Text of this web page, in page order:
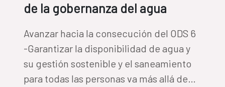
de la gobernanza del agua
Avanzar hacia la consecución del ODS 6
-Garantizar la disponibilidad de agua y
su gestión sostenible y el saneamiento
para todas las personas va más allá de